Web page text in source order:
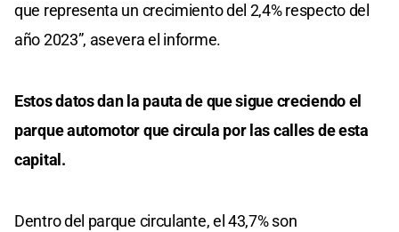
que representa un crecimiento del 2,4% respecto del
año 2023”, asevera el informe.
Estos datos dan la pauta de que sigue creciendo el
parque automotor que circula por las calles de esta
capital.
Dentro del parque circulante, el 43,7% son